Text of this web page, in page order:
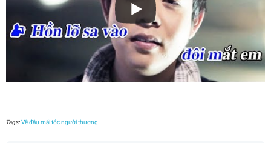
Tags:Về đâu mái tóc người thương